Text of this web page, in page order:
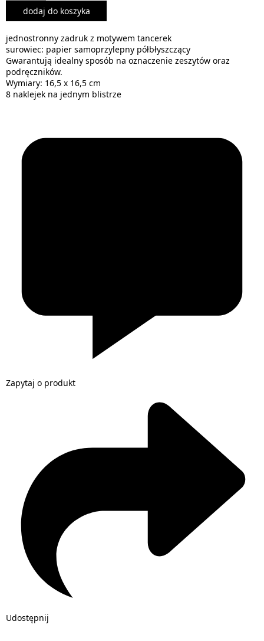
dodaj do koszyka
jednostronny zadruk z motywem tancerek
surowiec: papier samoprzylepny półbłyszczący
Gwarantują idealny sposób na oznaczenie zeszytów oraz
podręczników.
Wymiary: 16,5 x 16,5 cm
8 naklejek na jednym blistrze
Zapytaj o produkt
Udostępnij